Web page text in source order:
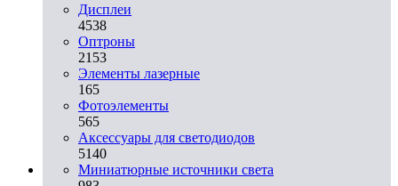
Дисплеи
4538
Оптроны
2153
Элементы лазерные
165
Фотоэлементы
565
Аксессуары для светодиодов
5140
Миниатюрные источники света